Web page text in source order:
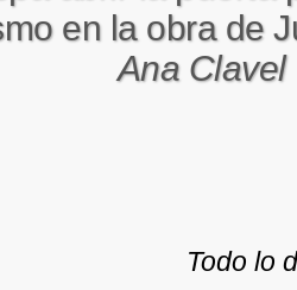
en la obra de
Ana Clavel
Todo lo